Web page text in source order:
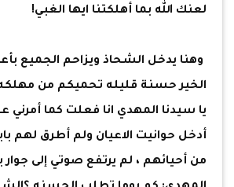
لعنك الله بما أهلكتنا ايها الغبي!
وهنا يدخل الشحاذ ويزاحم الجميع
الخير حسنة قليله تحميكم من مهلكه
يا سيدنا المهدي انا فعلت كما أمرني
أدخل حوانيت الاعيان ولم أطرق لهم
من أحيائهم ، لم يرتفع صوتي إلى